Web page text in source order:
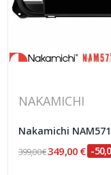
NAKAMICHI
399,00 €349,00 € -